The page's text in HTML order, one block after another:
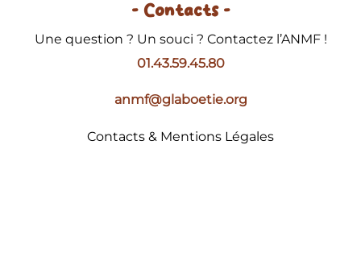
- Contacts -
Une question ? Un souci ? Contactez l’ANMF !
01.43.59.45.80
anmf@glaboetie.org
Contacts & Mentions Légales